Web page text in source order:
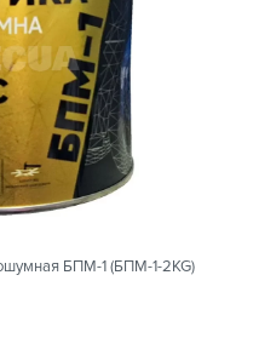
БПМ-1 (БПМ-1-2KG)